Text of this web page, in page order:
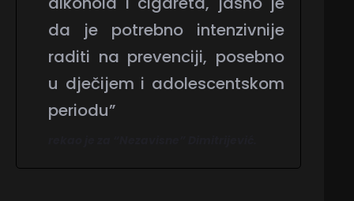
da je potrebno intenzivnije
raditi na prevenciji, posebno
u dječijem i adolescentskom
periodu”